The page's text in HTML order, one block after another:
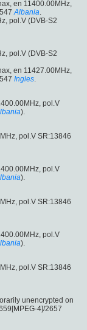
en 11400.00MHz,
Albania.
pol.V (DVB-S2
pol.V (DVB-S2
en 11427.00MHz,
Ingles.
pol.V
).
pol.V SR:13846
pol.V
).
pol.V SR:13846
pol.V
).
pol.V SR:13846
unencrypted on
4]/2657